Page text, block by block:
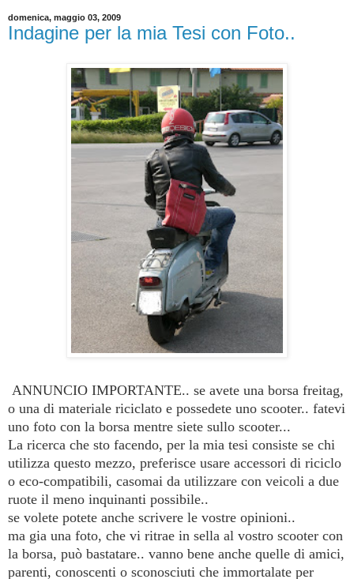
domenica, maggio 03, 2009
Indagine per la mia Tesi con Foto..
ANNUNCIO IMPORTANTE.. se avete una borsa freitag,
o una di materiale riciclato e possedete uno scooter.. fatevi
uno foto con la borsa mentre siete sullo scooter...
La ricerca che sto facendo, per la mia tesi consiste se chi
utilizza questo mezzo, preferisce usare accessori di riciclo
o eco-compatibili, casomai da utilizzare con veicoli a due
ruote il meno inquinanti possibile..
se volete potete anche scrivere le vostre opinioni..
ma gia una foto, che vi ritrae in sella al vostro scooter con
la borsa, può bastatare.. vanno bene anche quelle di amici,
parenti, conoscenti o sconosciuti che immortalate per